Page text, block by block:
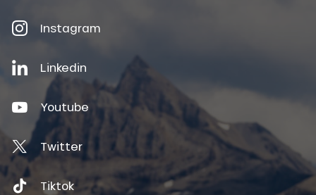
Instagram
Linkedin
Youtube
Twitter
Tiktok